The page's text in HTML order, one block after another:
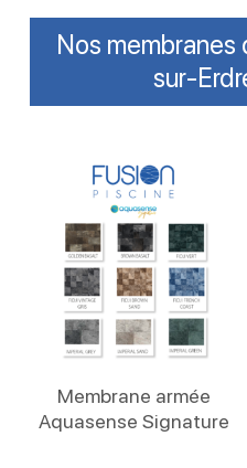
Nos
sur-
Membrane armée
Aquasense Signature